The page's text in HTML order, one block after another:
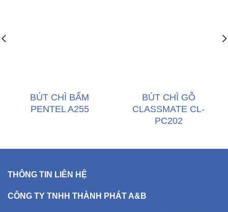
BÚT CHÌ BẤM
PENTEL A255
BÚT CHÌ GỖ
CLASSMATE CL-
PC202
THÔNG TIN LIÊN HỆ
CÔNG TY TNHH THÀNH PHÁT A&B